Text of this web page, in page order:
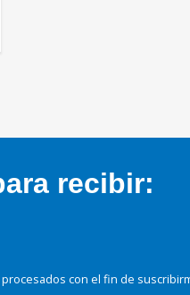
recibir:
con el fin de